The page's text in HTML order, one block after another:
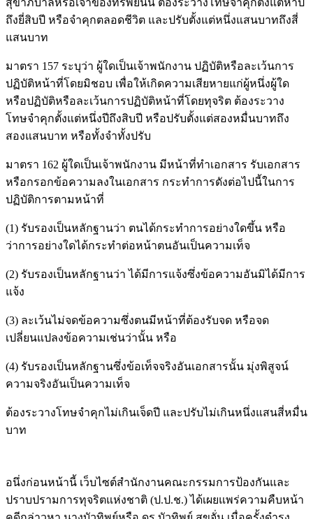
ถึงยี่สิบปี หรือจำคุกตลอดชีวิต และปรับตั้งแต่หนึ่งแสนบาทถึงสี่
แสนบาท
มาตรา 157 ระบุว่า ผู้ใดเป็นเจ้าพนักงาน ปฏิบัติหรือละเว้นการ
ปฏิบัติหน้าที่โดยมิชอบ เพื่อให้เกิดความเสียหายแก่ผู้หนึ่งผู้ใด
หรือปฏิบัติหรือละเว้นการปฏิบัติหน้าที่โดยทุจริต ต้องระวาง
โทษจำคุกตั้งแต่หนึ่งปีถึงสิบปี หรือปรับตั้งแต่สองหมื่นบาทถึง
สองแสนบาท หรือทั้งจำทั้งปรับ
มาตรา 162 ผู้ใดเป็นเจ้าพนักงาน มีหน้าที่ทำเอกสาร รับเอกสาร
หรือกรอกข้อความลงในเอกสาร กระทำการดังต่อไปนี้ในการ
ปฏิบัติการตามหน้าที่
(1) รับรองเป็นหลักฐานว่า ตนได้กระทำการอย่างใดขึ้น หรือ
ว่าการอย่างใดได้กระทำต่อหน้าตนอันเป็นความเท็จ
(2) รับรองเป็นหลักฐานว่า ได้มีการแจ้งซึ่งข้อความอันมิได้มีการ
แจ้ง
(3) ละเว้นไม่จดข้อความซึ่งตนมีหน้าที่ต้องรับจด หรือจด
เปลี่ยนแปลงข้อความเช่นว่านั้น หรือ
(4) รับรองเป็นหลักฐานซึ่งข้อเท็จจริงอันเอกสารนั้น มุ่งพิสูจน์
ความจริงอันเป็นความเท็จ
ต้องระวางโทษจำคุกไม่เกินเจ็ดปี และปรับไม่เกินหนึ่งแสนสี่หมื่น
บาท
อนึ่งก่อนหน้านี้ เว็บไซต์สำนักงานคณะกรรมการป้องกันและ
ปราบปรามการทุจริตแห่งชาติ (ป.ป.ช.) ได้เผยแพร่ความคืบหน้า